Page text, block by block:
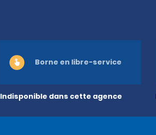
Indisponible dans cette agence
Borne en libre-service